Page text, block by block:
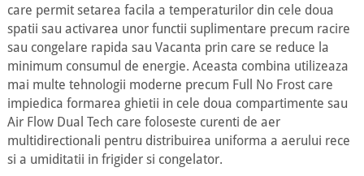
care permit setarea facila a temperaturilor din cele doua
spatii sau activarea unor functii suplimentare precum racire
sau congelare rapida sau Vacanta prin care se reduce la
minimum consumul de energie. Aceasta combina utilizeaza
mai multe tehnologii moderne precum Full No Frost care
impiedica formarea ghietii in cele doua compartimente sau
Air Flow Dual Tech care foloseste curenti de aer
multidirectionali pentru distribuirea uniforma a aerului rece
si a umiditatii in frigider si congelator.